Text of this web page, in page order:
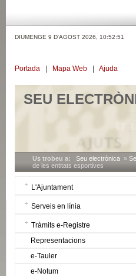
DIUMENGE 9 D'AGOST 2026, 10:52:52
Portada Mapa Web Ajuda
SEU
Us trobeu a: Seu electrònica »
de les entitats esportives
L'Ajuntament
Serveis en línia
Tràmits e-Registre
Representacions
e-Tauler
e-Notum